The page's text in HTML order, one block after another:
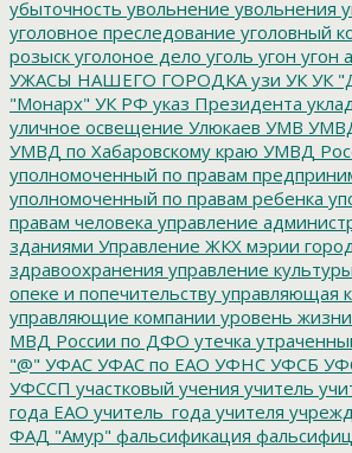
убыточность увольнение увольнения
уголовное преследование уголовный
розыск уголоное дело уголь угон угон
УЖАСЫ НАШЕГО ГОРОДКА узи УК УК
"Монарх" УК РФ указ Президента
уличное освещение Улюкаев УМВ
УМВД по Хабаровскому краю УМВД
уполномоченный по правам
уполномоченный по правам ребенка
правам человека управление
зданиями Управление ЖКХ мэрии
здравоохранения управление культуры
опеке и попечительству управляющая
управляющие компании уровень жизни
МВД России по ДФО утечка
"@" УФАС УФАС по ЕАО УФНС УФСБ
УФССП участковый учения учитель
года ЕАО учитель_года учителя
ФАД "Амур" фальсификация